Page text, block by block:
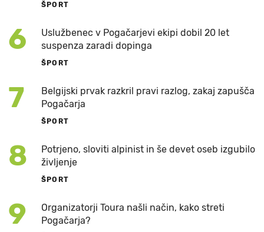
ŠPORT
6
Uslužbenec v Pogačarjevi ekipi dobil 20 let
suspenza zaradi dopinga
ŠPORT
7
Belgijski prvak razkril pravi razlog, zakaj zapušča
Pogačarja
ŠPORT
8
Potrjeno, sloviti alpinist in še devet oseb izgubilo
življenje
ŠPORT
9
Organizatorji Toura našli način, kako streti
Pogačarja?